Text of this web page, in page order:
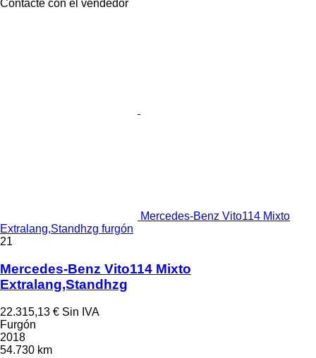
Contacte con el vendedor
Mercedes-Benz Vito114 Mixto
Extralang,Standhzg furgón
21
Mercedes-Benz Vito114 Mixto
Extralang,Standhzg
22.315,13 € Sin IVA
Furgón
2018
54.730 km